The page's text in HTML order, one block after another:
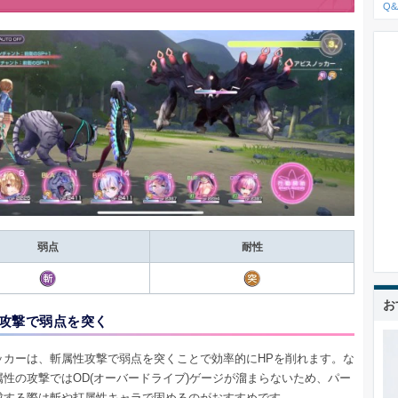
弱点 耐性
撃で弱点を突く
カーは、斬属性攻撃で弱点を突くことで効率的にHPを削れます。な
性の攻撃ではOD(オーバードライブ)ゲージが溜まらないため、パー